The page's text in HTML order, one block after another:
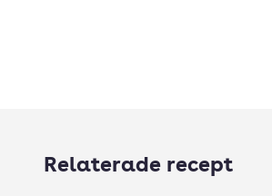
Relaterade recept